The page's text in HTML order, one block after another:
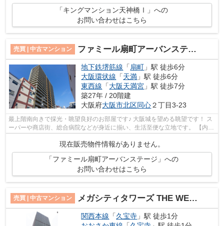
「キングマンション天神橋Ⅰ」への
お問い合わせはこちら
売買 | 中古マンション ファミール扇町アーバンステージ
地下鉄堺筋線 「扇町 」駅 徒歩6分
大阪環状線 「天満 」駅 徒歩6分
東西線 「大阪天満宮 」駅 徒歩7分
築27年 / 20階建
大阪府大阪市北区同心２丁目3-23
最上階南向きで採光・眺望良好のお部屋です♪ 大阪城を望める眺望です！ ス
ーパーや商店街、総合病院などが身近に揃い、生活至便な立地です。 【内覧
現在販売物件情報がありません。
「ファミール扇町アーバンステージ」への
お問い合わせはこちら
売買 | 中古マンション メガシティタワーズ THE WEST
関西本線 「久宝寺 」駅 徒歩1分